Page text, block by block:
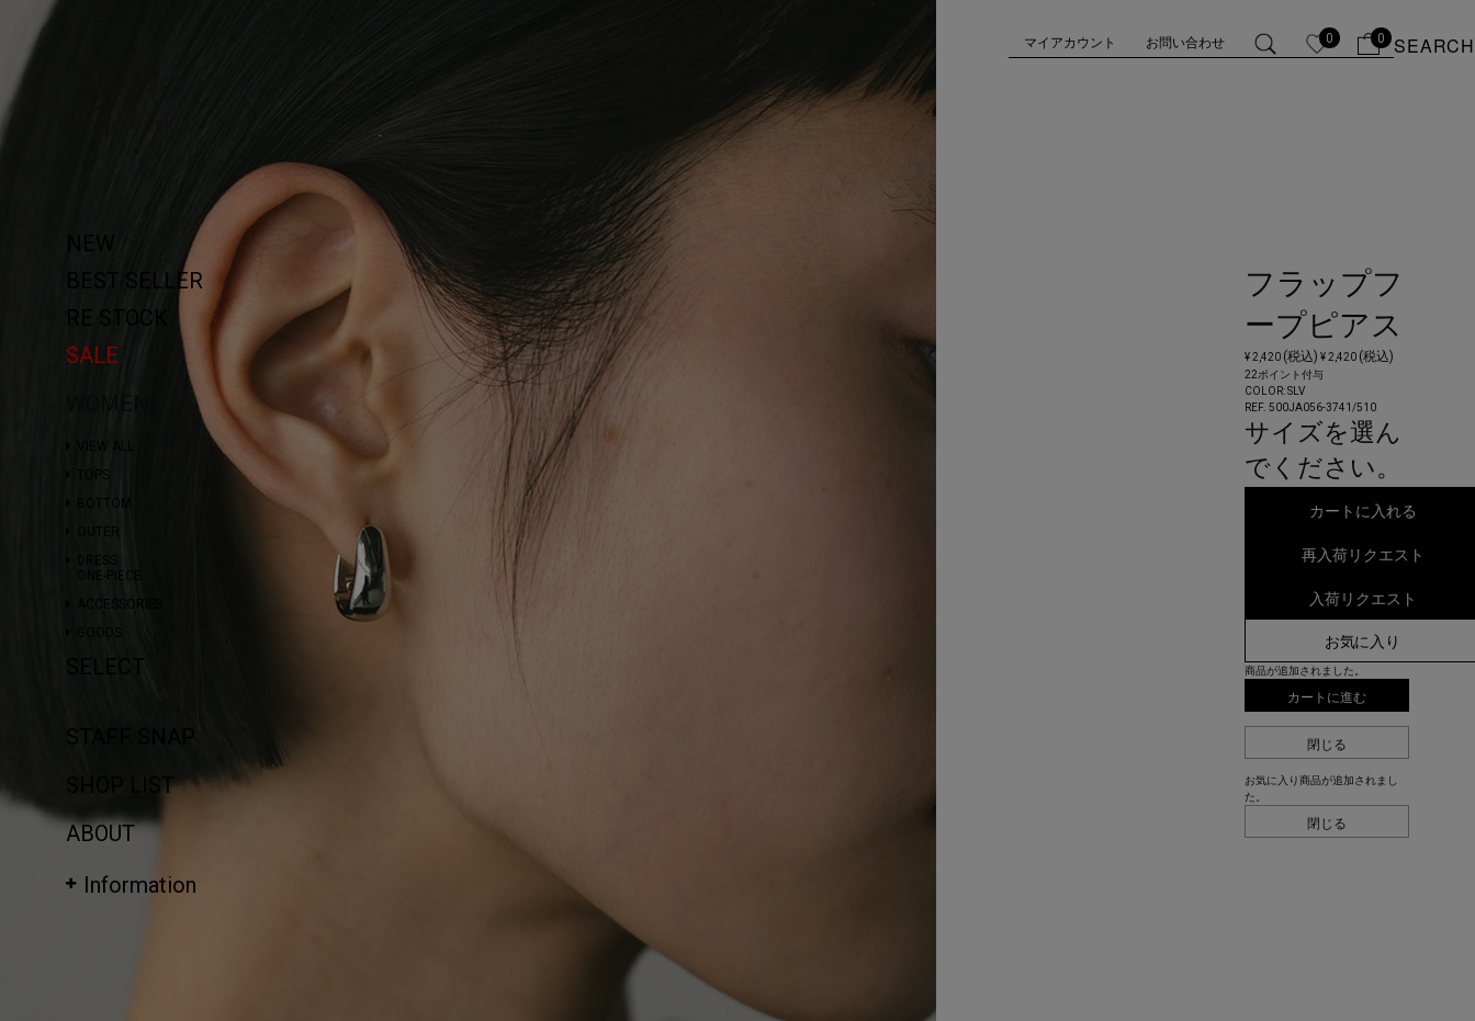
マイアカウント お問い合わせ 0 0 SEARCH
NEW
BEST SELLER
RE STOCK
SALE
VIEW ALL
TOPS
BOTTOM
OUTER
DRESS
ONE-PIECE
ACCESSORIES
SELECT
STAFF SNAP
SHOP LIST
ABOUT
Information
フラップフ
ープピアス
¥ 2,420 (税込) ¥ 2,420 (税込)
22ポイント付与
COLOR:SLV
REF. 500JA056-3741/510
サイズを選ん
でください。
カートに入れる
再入荷リクエスト
入荷リクエスト
お気に入り
商品が追加されました。
カートに進む
閉じる
お気に入り商品が追加されまし
た。
閉じる